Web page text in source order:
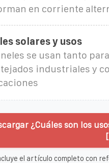
en corriente
solares y usos
se usan tanto
industriales y
¿Cuáles son los
el artículo completo con